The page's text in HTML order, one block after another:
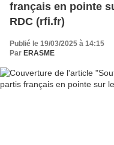
français en pointe
RDC (rfi.fr)
Publié le 19/03/2025 à 14:15
Par ERASME